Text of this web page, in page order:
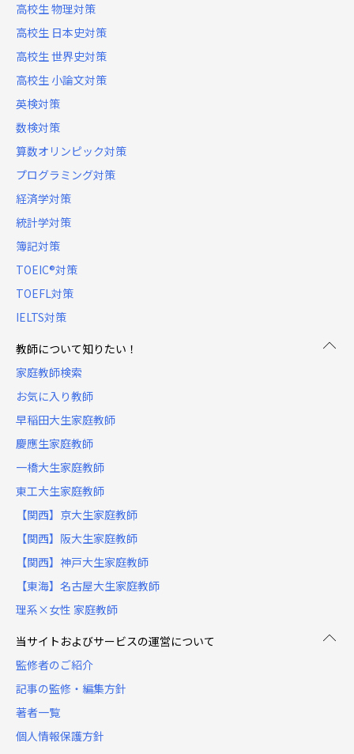
高校生 物理対策
高校生 日本史対策
高校生 世界史対策
高校生 小論文対策
英検対策
数検対策
算数オリンピック対策
プログラミング対策
経済学対策
統計学対策
簿記対策
TOEIC®対策
TOEFL対策
IELTS対策
教師について知りたい！
家庭教師検索
お気に入り教師
早稲田大生家庭教師
慶應生家庭教師
一橋大生家庭教師
東工大生家庭教師
【関西】京大生家庭教師
【関西】阪大生家庭教師
【関西】神戸大生家庭教師
【東海】名古屋大生家庭教師
理系×女性 家庭教師
当サイトおよびサービスの運営について
監修者のご紹介
記事の監修・編集方針
著者一覧
個人情報保護方針